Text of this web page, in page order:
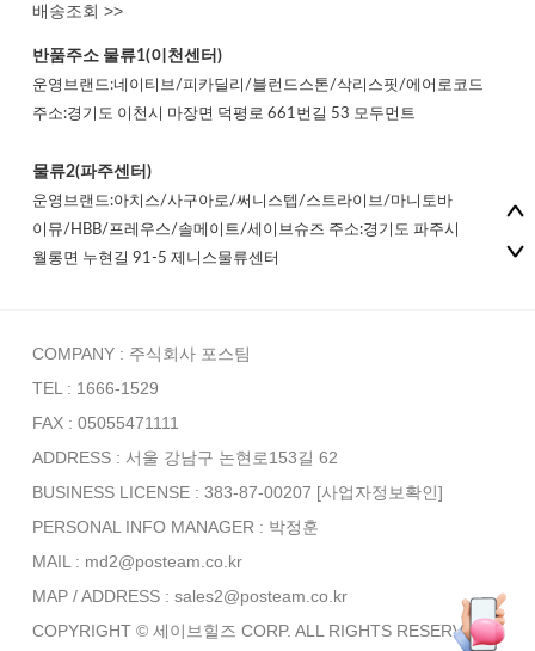
배송조회 >>
반품주소 물류1(이천센터)
운영브랜드:네이티브/피카딜리/블런드스톤/삭리스핏/에어로코드
주소:경기도 이천시 마장면 덕평로 661번길 53 모두먼트
물류2(파주센터)
운영브랜드:아치스/사구아로/써니스텝/스트라이브/마니토바
이뮤/HBB/프레우스/솔메이트/세이브슈즈 주소:경기도 파주시
월롱면 누현길 91-5 제니스물류센터
COMPANY : 주식회사 포스팀
TEL : 1666-1529
FAX : 05055471111
ADDRESS : 서울 강남구 논현로153길 62
BUSINESS LICENSE : 383-87-00207 [사업자정보확인]
PERSONAL INFO MANAGER : 박정훈
MAIL : md2@posteam.co.kr
MAP / ADDRESS : sales2@posteam.co.kr
COPYRIGHT © 세이브힐즈 CORP. ALL RIGHTS RESERVED.